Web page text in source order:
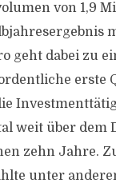
von 1,9
geht dabei zu
erste
weit über dem
zehn Jahre.
unter